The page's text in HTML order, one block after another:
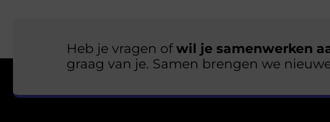
Heb je vragen ofwil je samenwerken
graag van je. Samen brengen we